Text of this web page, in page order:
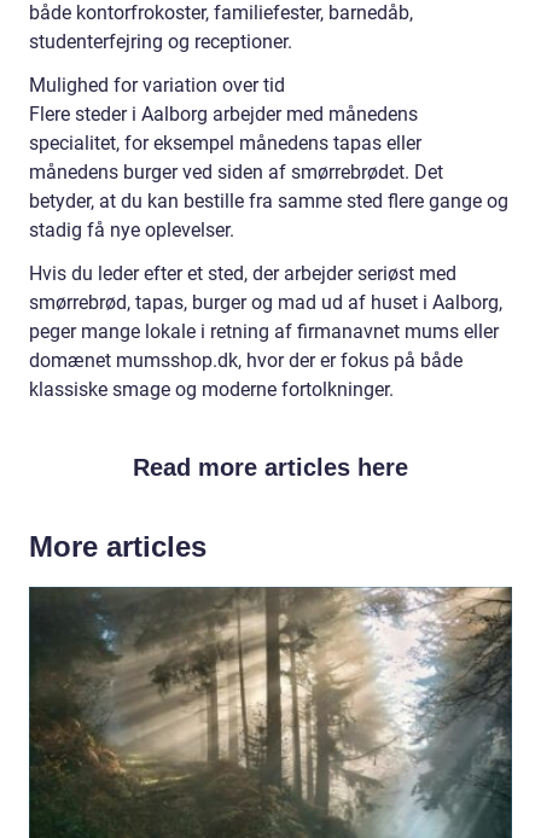
både kontorfrokoster, familiefester, barnedåb,
studenterfejring og receptioner.
Mulighed for variation over tid
Flere steder i Aalborg arbejder med månedens
specialitet, for eksempel månedens tapas eller
månedens burger ved siden af smørrebrødet. Det
betyder, at du kan bestille fra samme sted flere gange og
stadig få nye oplevelser.
Hvis du leder efter et sted, der arbejder seriøst med
smørrebrød, tapas, burger og mad ud af huset i Aalborg,
peger mange lokale i retning af firmanavnet mums eller
domænet mumsshop.dk, hvor der er fokus på både
klassiske smage og moderne fortolkninger.
Read more articles here
More articles